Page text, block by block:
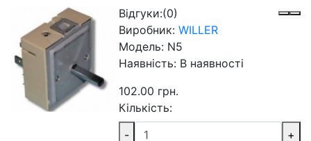
Відгуки:(0)
Виробник: WILLER
Модель: N5
Наявність: В наявності
102.00 грн.
Кількість:
-
+